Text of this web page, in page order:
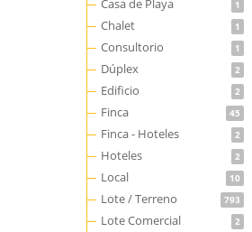
1
Chalet 1
Consultorio 1
Dúplex 2
Edificio 2
Finca 45
Finca - Hoteles 2
Hoteles 2
Local 10
Lote / Terreno 793
Lote Comercial 2